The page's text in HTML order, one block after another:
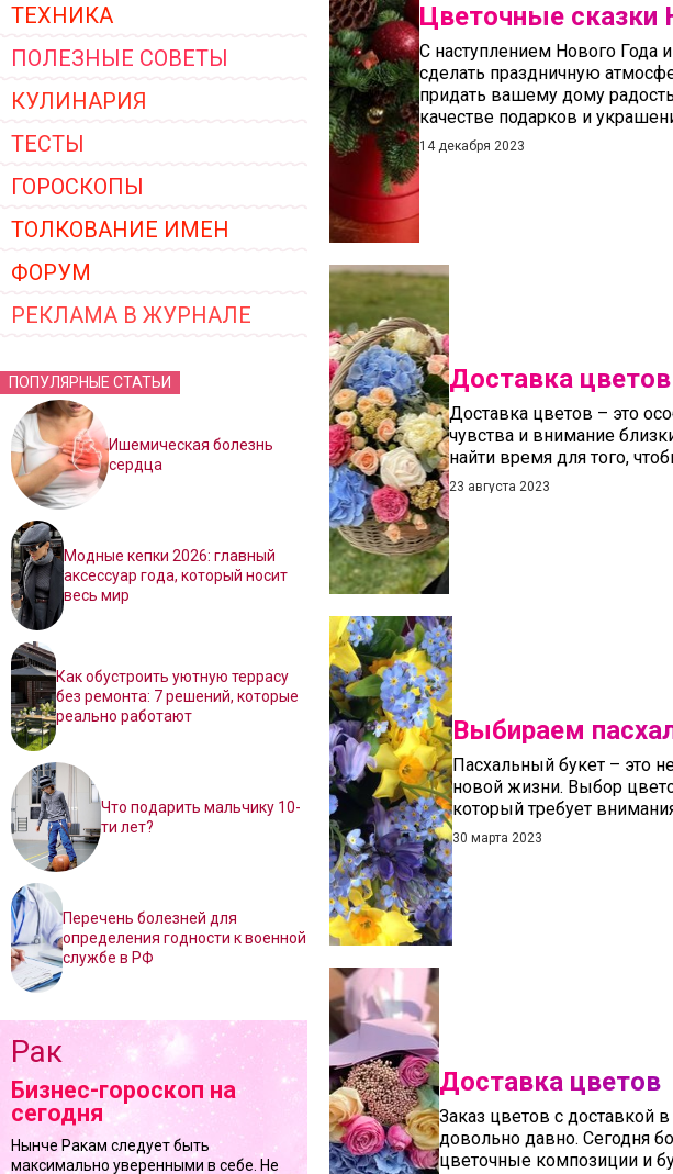
ТЕХНИКА
ПОЛЕЗНЫЕ СОВЕТЫ
КУЛИНАРИЯ
ТЕСТЫ
ГОРОСКОПЫ
ТОЛКОВАНИЕ ИМЕН
ФОРУМ
РЕКЛАМА В ЖУРНАЛЕ
ПОПУЛЯРНЫЕ СТАТЬИ
Ишемическая болезнь
сердца
Модные кепки 2026: главный
аксессуар года, который носит
весь мир
Как обустроить уютную террасу
без ремонта: 7 решений, которые
реально работают
Что подарить мальчику 10-
ти лет?
Перечень болезней для
определения годности к военной
службе в РФ
Рак
Бизнес-гороскоп на
сегодня
Нынче Ракам следует быть
максимально уверенными в себе. Не
Цветочные сказки
С наступлением Нового Года
сделать праздничную
придать вашему дому
качестве подарков и
14 декабря 2023
Доставка
Доставка цветов – это
чувства и внимание
найти время для того,
23 августа 2023
Выбираем
Пасхальный букет – это
новой жизни. Выбор
который требует
30 марта 2023
Доставка цветов
Заказ цветов с доставкой
довольно давно. Сегодня
цветочные композиции и